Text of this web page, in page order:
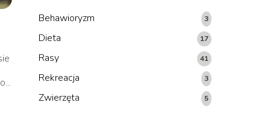
Behawioryzm 3
Dieta 17
Rasy 41
Rekreacja 3
Zwierzęta 5